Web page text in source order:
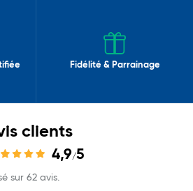
Fidélité & Parrainage
clients
4,9/5
sur 62 avis.